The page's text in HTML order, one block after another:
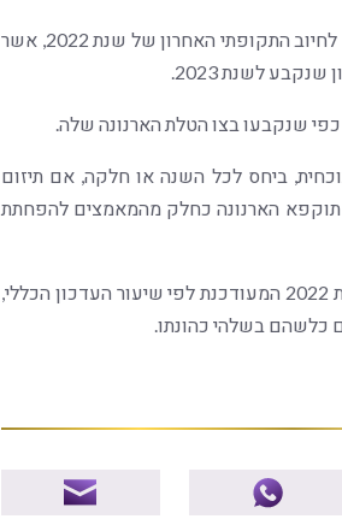
למשלמים בהסדר תשלומים מצפה ירידה בחיוב הארנונה התקופתי הקרוב ביחס לחיוב התקופתי האחרון של שנת 2022, אשר
שנקבעו בצו הטלת הארנונה שלה.
במהלך השנה הנוכחית, ביחס לכל השנה או חלקה, אם תיזום
תוקפא הארנונה כחלק מהמאמצים להפחתת
הארנונה בשנת 2023 לא צפויה לכלול העלאות או הפחתות ביחס לארנונה לשנת 2022 המעודכנת לפי שיעור העדכון הכללי,
כלשהם בשלהי כהונתו.